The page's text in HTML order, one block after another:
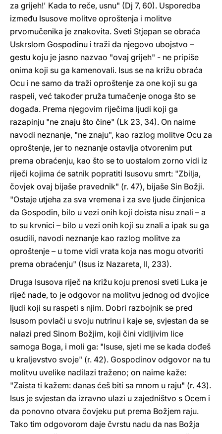
za grijeh!' Kada to reče, usnu" (Dj 7, 60). Usporedba
između Isusove molitve oproštenja i molitve
prvomučenika je znakovita. Sveti Stjepan se obraća
Uskrslom Gospodinu i traži da njegovo ubojstvo –
gestu koju je jasno nazvao "ovaj grijeh" - ne pripiše
onima koji su ga kamenovali. Isus se na križu obraća
Ocu i ne samo da traži oproštenje za one koji su ga
raspeli, već također pruža tumačenje onoga što se
događa. Prema njegovim riječima ljudi koji ga
razapinju "ne znaju što čine" (Lk 23, 34). On naime
navodi neznanje, "ne znaju", kao razlog molitve Ocu za
oproštenje, jer to neznanje ostavlja otvorenim put
prema obraćenju, kao što se to uostalom zorno vidi iz
riječi kojima će satnik popratiti Isusovu smrt: "Zbilja,
čovjek ovaj bijaše pravednik" (r. 47), bijaše Sin Božji.
"Ostaje utjeha za sva vremena i za sve ljude činjenica
da Gospodin, bilo u vezi onih koji doista nisu znali – a
to su krvnici – bilo u vezi onih koji su znali a ipak su ga
osudili, navodi neznanje kao razlog molitve za
oproštenje – u tome vidi vrata koja nas mogu otvoriti
prema obraćenju" (Isus iz Nazareta, II, 233).
Druga Isusova riječ na križu koju prenosi sveti Luka je
riječ nade, to je odgovor na molitvu jednog od dvojice
ljudi koji su raspeti s njim. Dobri razbojnik se pred
Isusom povlači u svoju nutrinu i kaje se, svjestan da se
nalazi pred Sinom Božjim, koji čini vidljivim lice
samoga Boga, i moli ga: "Isuse, sjeti me se kada dođeš
u kraljevstvo svoje" (r. 42). Gospodinov odgovor na tu
molitvu uvelike nadilazi traženo; on naime kaže:
"Zaista ti kažem: danas ćeš biti sa mnom u raju" (r. 43).
Isus je svjestan da izravno ulazi u zajedništvo s Ocem i
da ponovno otvara čovjeku put prema Božjem raju.
Tako tim odgovorom daje čvrstu nadu da nas Božja